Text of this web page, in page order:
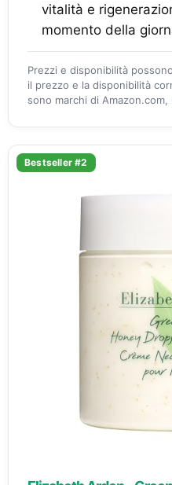
vitalità e
momento della
Prezzi e disponibilità
il prezzo e la disponibilità
sono marchi di
Bestseller #2